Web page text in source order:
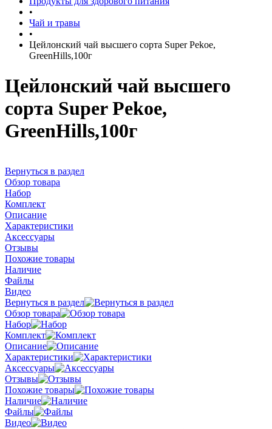
•
Чай и травы
•
Цейлонский чай высшего сорта Super Pekoe,
GreenHills,100г
Цейлонский чай высшего
сорта Super Pekoe,
GreenHills,100г
Вернуться в раздел
Обзор товара
Набор
Комплект
Описание
Характеристики
Аксессуары
Отзывы
Похожие товары
Наличие
Файлы
Видео
Вернуться в раздел
Обзор товара
Набор
Комплект
Описание
Характеристики
Аксессуары
Отзывы
Похожие товары
Наличие
Файлы
Видео